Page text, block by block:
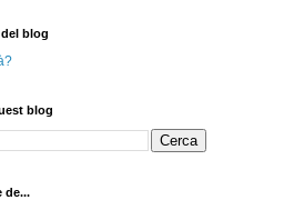
blog
blog
de...